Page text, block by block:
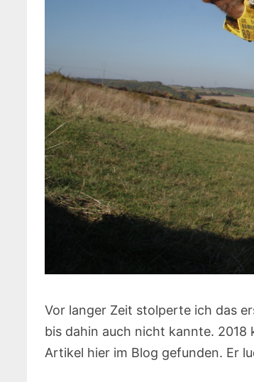
Vor langer Zeit stolperte ich das
bis dahin auch nicht kannte.
Artikel hier im Blog gefunden. Er